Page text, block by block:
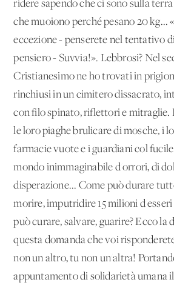
ridere sapendo che ci sono sulla
che muoiono perché pesano 20 kg...
eccezione - penserete nel tentativo
pensiero - Suvvia!». Lebbrosi? Nel
Cristianesimo ne ho trovati in
rinchiusi in un cimitero dissacrato,
con filo spinato, riflettori e mitraglie.
le loro piaghe brulicare di mosche, i
farmacie vuote e i guardiani col
mondo inimmaginabile d'orrori, di
disperazione... Come può durare
morire, imputridire 15 milioni
può curare, salvare, guarire? Ecco la
questa domanda che voi
non un altro, tu non un'altra!
appuntamento di solidarietà umana